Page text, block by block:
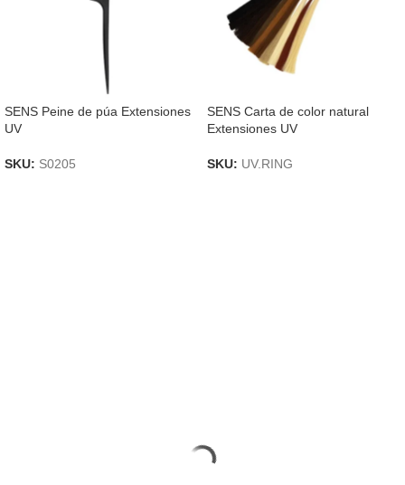
SENS Peine de púa Extensiones
UV
SKU: S0205
SENS Carta de color natural
Extensiones UV
SKU: UV.RING